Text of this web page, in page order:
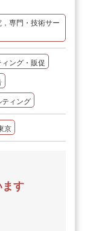
専門・技術サー
ング・販促
ティング
京
す